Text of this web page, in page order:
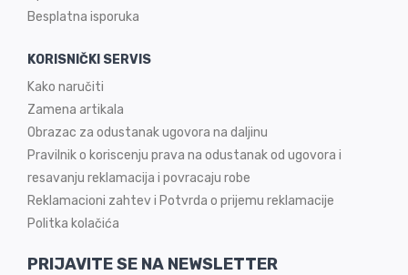
Besplatna isporuka
KORISNIČKI SERVIS
Kako naručiti
Zamena artikala
Obrazac za odustanak ugovora na daljinu
Pravilnik o koriscenju prava na odustanak od ugovora i
resavanju reklamacija i povracaju robe
Reklamacioni zahtev i Potvrda o prijemu reklamacije
Politka kolačića
PRIJAVITE SE NA NEWSLETTER